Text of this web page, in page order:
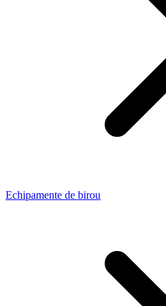
Echipamente de birou